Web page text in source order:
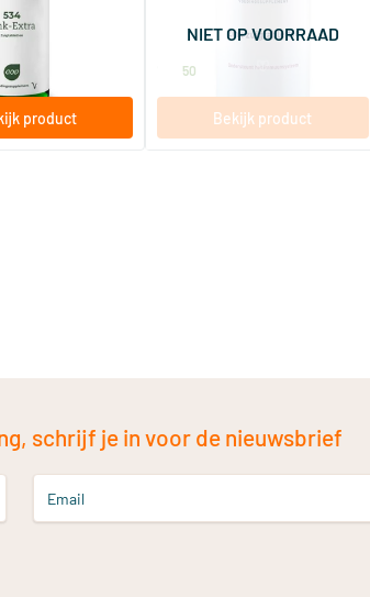
product
Orthica
50
Bekijk product
NIET OP VOORRAAD
schrijf je in voor de nieuwsbrief
Email